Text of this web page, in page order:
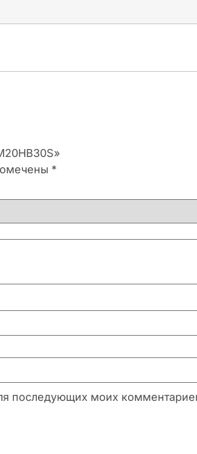
*
последующих моих